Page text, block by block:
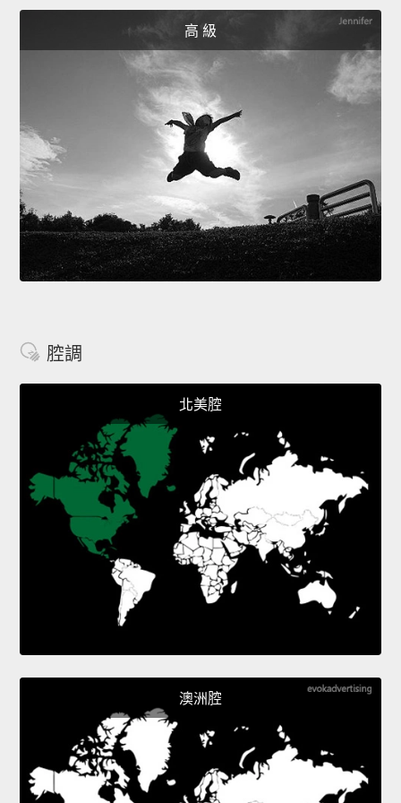
高 級
腔調
北美腔
澳洲腔